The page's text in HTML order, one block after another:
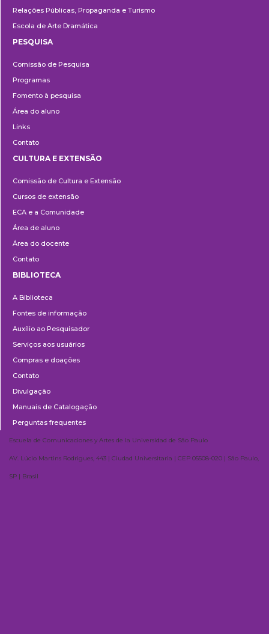
Relações Públicas, Propaganda e Turismo
Escola de Arte Dramática
PESQUISA
Comissão de Pesquisa
Programas
Fomento à pesquisa
Área do aluno
Links
Contato
e
Extensão
CULTURA E EXTENSÃO
Comissão de Cultura e Extensão
Cursos de extensão
ECA e a Comunidade
Área de aluno
Área do docente
Contato
BIBLIOTECA
A Biblioteca
Fontes de informação
Auxílio ao Pesquisador
Serviços aos usuários
Compras e doações
Contato
Divulgação
Manuais de Catalogação
Perguntas frequentes
Escuela de Comunicaciones y Artes de la Universidad de São Paulo
AV. Lúcio Martins Rodrigues, 443 | Ciudad Universitaria | CEP 05508-020 | São Paulo,
SP | Brasil